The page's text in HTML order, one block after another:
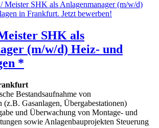
SHK als
(m/w/d) Heiz- und
*
Bestandsaufnahme von
(z.B. Gasanlagen, Übergabestationen)
und Überwachung von Montage- und
sowie Anlagenbauprojekten Steuerung